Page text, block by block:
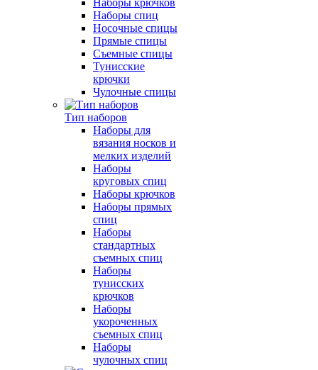
Наборы крючков
Наборы спиц
Носочные спицы
Прямые спицы
Съемные спицы
Тунисские
крючки
Чулочные спицы
Тип наборов
Наборы для
вязания носков и
мелких изделий
Наборы
круговых спиц
Наборы крючков
Наборы прямых
спиц
Наборы
стандартных
съемных спиц
Наборы
тунисских
крючков
Наборы
укороченных
съемных спиц
Наборы
чулочных спиц